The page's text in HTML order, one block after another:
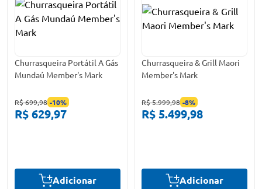
Churrasqueira Portátil A Gás
Mundaú Member's Mark
R$ 699,98 -10%
R$ 629,97
Adicionar
Churrasqueira & Grill Maori
Member's Mark
R$ 5.999,98 -8%
R$ 5.499,98
Adicionar